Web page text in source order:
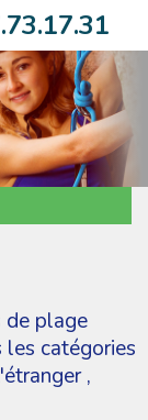
de plage
les catégories
,